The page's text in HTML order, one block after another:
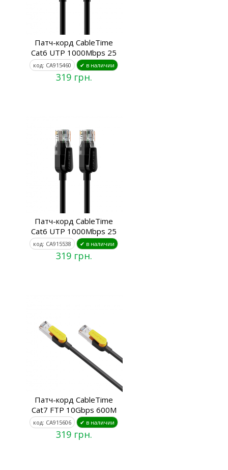
Патч-корд CableTime
Cat6 UTP 1000Mbps 25
код: CA915460 ✔ в наличии
319 грн.
Патч-корд CableTime
Cat6 UTP 1000Mbps 25
код: CA915538 ✔ в наличии
319 грн.
Патч-корд CableTime
Cat7 FTP 10Gbps 600M
код: CA915606 ✔ в наличии
319 грн.